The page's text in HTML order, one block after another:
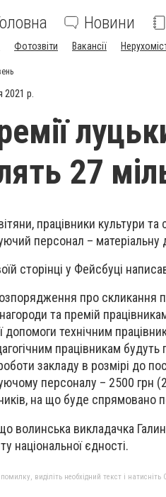
Новини
Фотозвіти Вакансії
2021 р.
27
працівники культури та
персонал – матеріальну
сторінці у Фейсбуці
про скликання
та премій
допомоги технічним
працівникам
закладу в розмірі до
персоналу – 2500 грн
на що буде спрямовано
волинська викладачка
національної єдності.
виділіть необхідний текст і